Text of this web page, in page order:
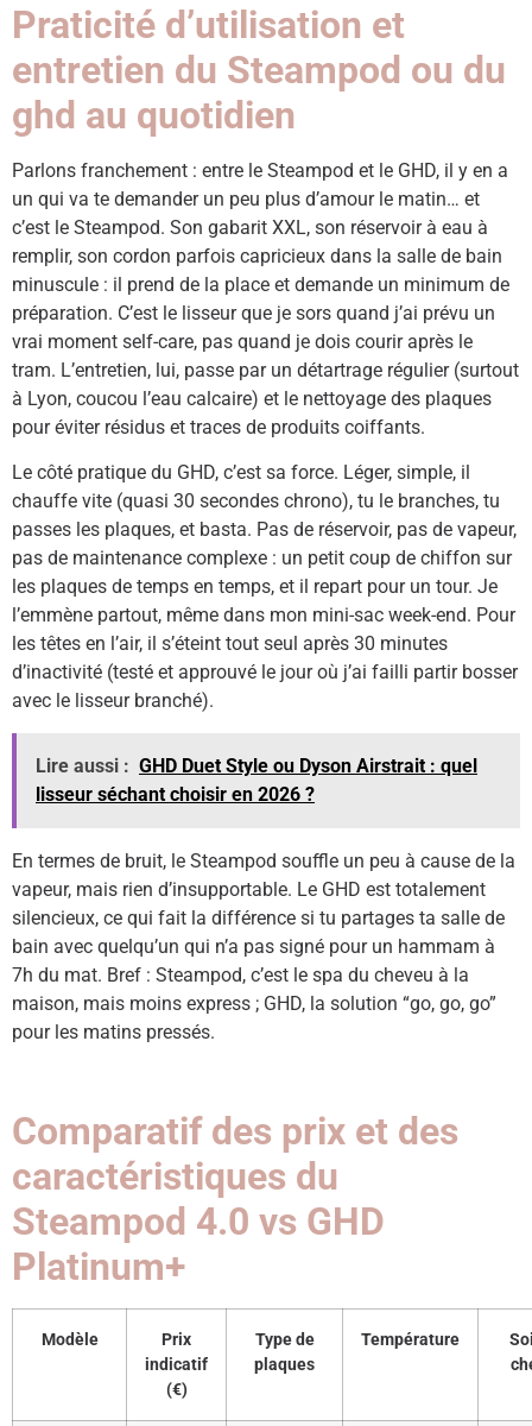
Praticité d’utilisation et
entretien du Steampod ou du
ghd au quotidien
Parlons franchement : entre le Steampod et le GHD, il y en a
un qui va te demander un peu plus d’amour le matin… et
c’est le Steampod. Son gabarit XXL, son réservoir à eau à
remplir, son cordon parfois capricieux dans la salle de bain
minuscule : il prend de la place et demande un minimum de
préparation. C’est le lisseur que je sors quand j’ai prévu un
vrai moment self-care, pas quand je dois courir après le
tram. L’entretien, lui, passe par un détartrage régulier (surtout
à Lyon, coucou l’eau calcaire) et le nettoyage des plaques
pour éviter résidus et traces de produits coiffants.
Le côté pratique du GHD, c’est sa force. Léger, simple, il
chauffe vite (quasi 30 secondes chrono), tu le branches, tu
passes les plaques, et basta. Pas de réservoir, pas de vapeur,
pas de maintenance complexe : un petit coup de chiffon sur
les plaques de temps en temps, et il repart pour un tour. Je
l’emmène partout, même dans mon mini-sac week-end. Pour
les têtes en l’air, il s’éteint tout seul après 30 minutes
d’inactivité (testé et approuvé le jour où j’ai failli partir bosser
avec le lisseur branché).
Lire aussi : GHD Duet Style ou Dyson Airstrait : quel
lisseur séchant choisir en 2026 ?
En termes de bruit, le Steampod souffle un peu à cause de la
vapeur, mais rien d’insupportable. Le GHD est totalement
silencieux, ce qui fait la différence si tu partages ta salle de
bain avec quelqu’un qui n’a pas signé pour un hammam à
7h du mat. Bref : Steampod, c’est le spa du cheveu à la
maison, mais moins express ; GHD, la solution “go, go, go”
pour les matins pressés.
Comparatif des prix et des
caractéristiques du
Steampod 4.0 vs GHD
Platinum+
Modèle
Prix
indicatif
(€)
Type de
plaques
Température